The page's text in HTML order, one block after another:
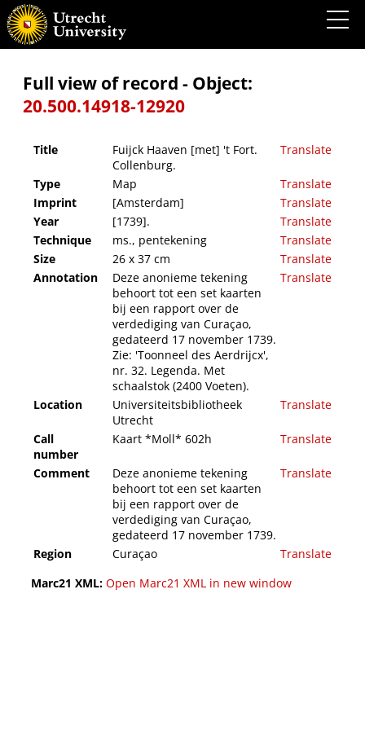
Fuijck Haaven [met] 't Fort. Collenburg.
Full view of record - Object:
20.500.14918-12920
Title
Fuijck Haaven [met] 't Fort.
Collenburg.
Translate
Type Map
Translate
Imprint
[Amsterdam]
Translate
Year
[1739].
Translate
Technique
ms., pentekening
Translate
Size
26 x 37 cm
Translate
Annotation
Deze anonieme tekening
behoort tot een set kaarten
bij een rapport over de
verdediging van Curaçao,
gedateerd 17 november 1739.
Zie: 'Toonneel des Aerdrijcx',
nr. 32. Legenda. Met
schaalstok (2400 Voeten).
Translate
Location
Universiteitsbibliotheek
Utrecht
Translate
Call
number
Kaart *Moll* 602h Translate
Comment
Deze anonieme tekening
behoort tot een set kaarten
bij een rapport over de
verdediging van Curaçao,
gedateerd 17 november 1739.
Translate
Region Curaçao
Translate
Marc21 XML: Open Marc21 XML in new window